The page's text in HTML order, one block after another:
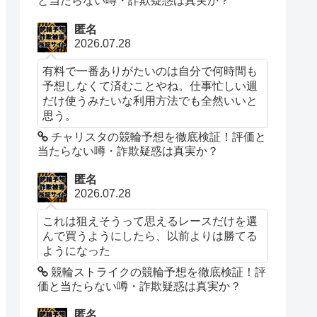
匿名
2026.07.28
有料で一番ありがたいのは自分で何時間も
予想しなくて済むことやね。仕事忙しい週
だけ使うみたいな利用方法でも全然いいと
思う。
チャリスタの競輪予想を徹底検証！評価と
当たらない噂・詐欺疑惑は真実か？
匿名
2026.07.28
これは狙えそうって思えるレースだけを選
んで買うようにしたら、以前よりは勝てる
ようになった
競輪ストライクの競輪予想を徹底検証！評
価と当たらない噂・詐欺疑惑は真実か？
匿名